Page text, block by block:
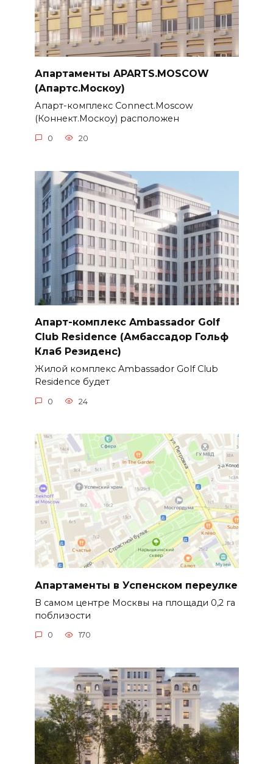
Апартаменты APARTS.MOSCOW
(Апартс.Москоу)
Апарт-комплекс Connect.Moscow
(Коннект.Москоу) расположен
0 20
Апарт-комплекс Ambassador Golf
Club Residence (Амбассадор Гольф
Клаб Резиденс)
Жилой комплекс Ambassador Golf Club
Residence будет
0 24
Апартаменты в Успенском переулке
В самом центре Москвы на площади 0,2 га
поблизости
0 170